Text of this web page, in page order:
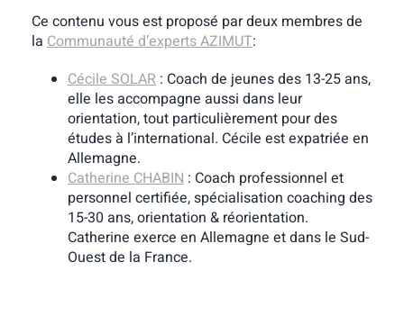
Ce contenu vous est proposé par deux membres de
la Communauté d’experts AZIMUT:
Cécile SOLAR: Coach de jeunes des 13-25 ans,
elle les accompagne aussi dans leur
orientation, tout particulièrement pour des
études à l’international. Cécile est expatriée en
Allemagne.
Catherine CHABIN: Coach professionnel et
personnel certifiée, spécialisation coaching des
15-30 ans, orientation & réorientation.
Catherine exerce en Allemagne et dans le Sud-
Ouest de la France.